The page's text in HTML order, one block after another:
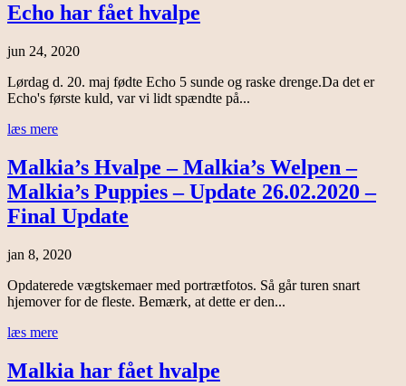
Echo har fået hvalpe
jun 24, 2020
Lørdag d. 20. maj fødte Echo 5 sunde og raske drenge.Da det er
Echo's første kuld, var vi lidt spændte på...
læs mere
Malkia’s Hvalpe – Malkia’s Welpen –
Malkia’s Puppies – Update 26.02.2020 –
Final Update
jan 8, 2020
Opdaterede vægtskemaer med portrætfotos. Så går turen snart
hjemover for de fleste. Bemærk, at dette er den...
læs mere
Malkia har fået hvalpe